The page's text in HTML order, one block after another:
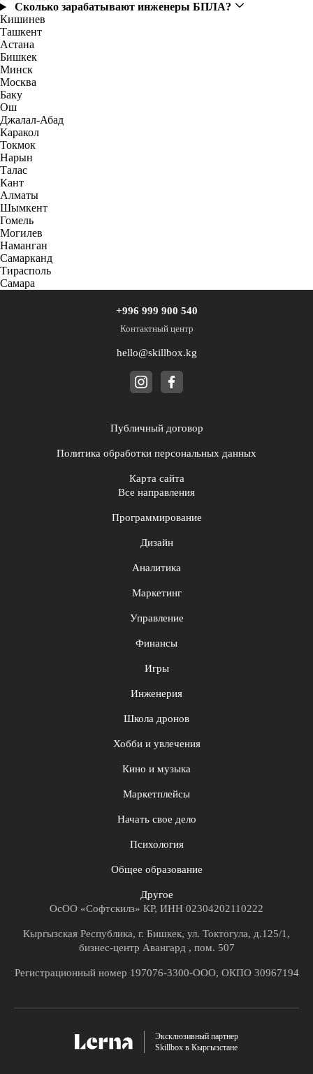
Сколько зарабатывают инженеры БПЛА?
Кишинев
Ташкент
Астана
Бишкек
Минск
Москва
Баку
Ош
Джалал-Абад
Каракол
Токмок
Нарын
Талас
Кант
Алматы
Шымкент
Гомель
Могилев
Наманган
Самарканд
Тирасполь
Самара
+996 999 900 540
Контактный центр
hello@skillbox.kg
Публичный договор
Политика обработки персональных данных
Карта сайта
Все направления
Программирование
Дизайн
Аналитика
Маркетинг
Управление
Финансы
Игры
Инженерия
Школа дронов
Хобби и увлечения
Кино и музыка
Маркетплейсы
Начать свое дело
Психология
Общее образование
Другое
ОсОО «Софтскилз» КР, ИНН 02304202110222
Кыргызская Республика, г. Бишкек, ул. Токтогула, д.125/1,
бизнес-центр Авангард , пом. 507
Регистрационный номер 197076-3300-ООО, ОКПО 30967194
Эксклюзивный партнер
Skillbox в Кыргызстане